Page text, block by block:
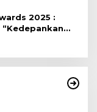
2025 :